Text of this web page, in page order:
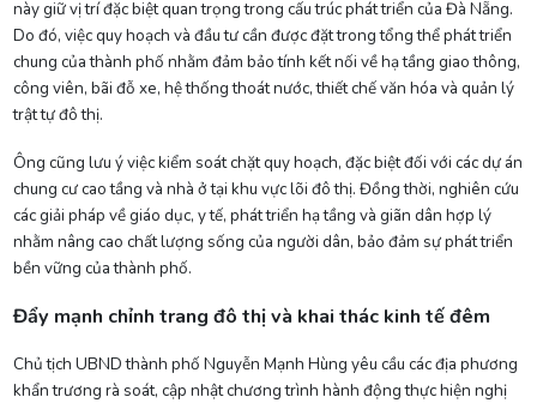
này giữ vị trí đặc biệt quan trọng trong cấu trúc phát triển của Đà Nẵng.
Do đó, việc quy hoạch và đầu tư cần được đặt trong tổng thể phát triển
chung của thành phố nhằm đảm bảo tính kết nối về hạ tầng giao thông,
công viên, bãi đỗ xe, hệ thống thoát nước, thiết chế văn hóa và quản lý
trật tự đô thị.
Ông cũng lưu ý việc kiểm soát chặt quy hoạch, đặc biệt đối với các dự án
chung cư cao tầng và nhà ở tại khu vực lõi đô thị. Đồng thời, nghiên cứu
các giải pháp về giáo dục, y tế, phát triển hạ tầng và giãn dân hợp lý
nhằm nâng cao chất lượng sống của người dân, bảo đảm sự phát triển
bền vững của thành phố.
Đẩy mạnh chỉnh trang đô thị và khai thác kinh tế đêm
Chủ tịch UBND thành phố Nguyễn Mạnh Hùng yêu cầu các địa phương
khẩn trương rà soát, cập nhật chương trình hành động thực hiện nghị